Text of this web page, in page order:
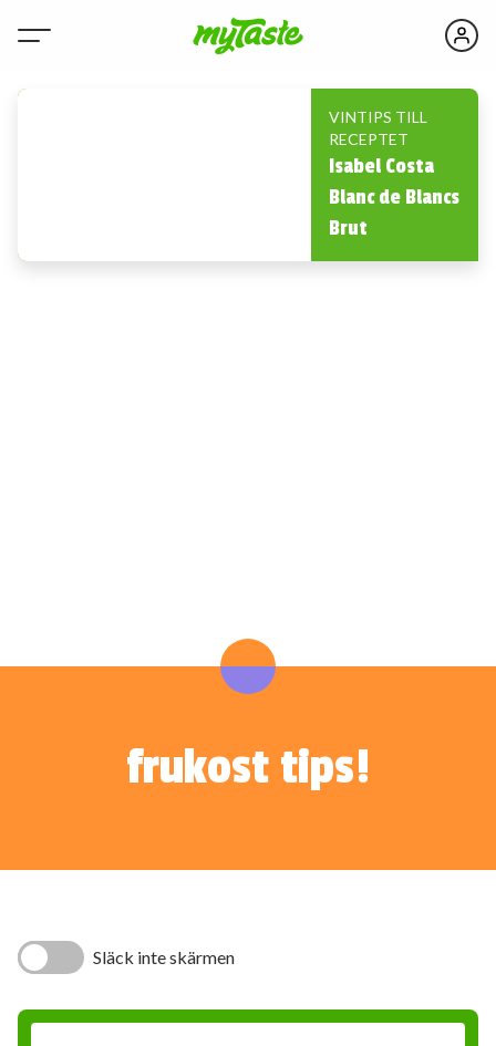
VINTIPS TILL
RECEPTET
Isabel Costa
Blanc de Blancs
Brut
frukost tips!
Släck inte skärmen